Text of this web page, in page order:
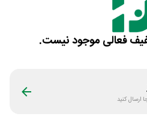
فعالی موجود نیست.
ارسال کنید